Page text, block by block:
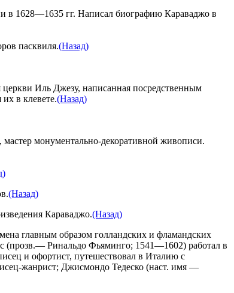
1628—1635 гг. Написал биографию Караваджо в
пасквиля.(Назад)
Иль Джезу, написанная посредственным
в клевете.(Назад)
монументально-декоративной живописи.
(Назад)
Караваджо.(Назад)
главным образом голландских и фламандских
Ринальдо Фьяминго; 1541—1602) работал в
и офортист, путешествовал в Италию с
жанрист; Джисмондо Тедеско (наст. имя —